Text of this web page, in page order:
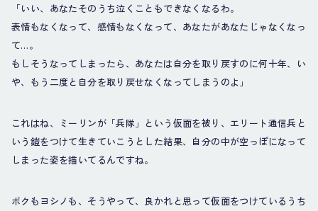
「いい、あなたそのうち泣くこともできなくなるわ。
表情もなくなって、感情もなくなって、あなたがあなたじゃなくなっ
て…。
もしそうなってしまったら、あなたは自分を取り戻すのに何十年、い
や、もう二度と自分を取り戻せなくなってしまうのよ」
これはね、ミーリンが「兵隊」という仮面を被り、エリート通信兵と
いう鎧をつけて生きていこうとした結果、自分の中が空っぽになって
しまった姿を描いてるんですね。
ボクもヨシノも、そうやって、良かれと思って仮面をつけているうち